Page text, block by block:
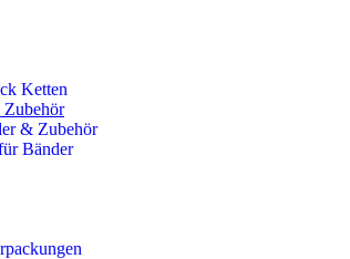
Ketten
Zubehör
& Zubehör
Bänder